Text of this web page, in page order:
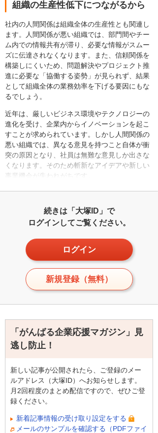
組織の生産性低下につながるから
社内の人間関係は組織全体の生産性とも関連し
ます。人間関係が悪い組織では、部門間やチー
ム内での情報共有が滞り、必要な情報がスムー
ズに伝達されなくなります。また、信頼関係を
構築しにくいため、問題解決やプロジェクト推
進に必要な「協働する姿勢」が見られず、結果
として組織全体の業務効率を下げる要因にもな
るでしょう。
近年は、厳しいビジネス環境やテクノロジーの
進化を受け、企業内からイノベーションを起こ
すことが求められています。しかし人間関係の
悪い組織では、異なる意見を持つこと自体が衝
突の原因となり、社員は無難な意見しか出さな
くなります。そのため斬新なアイデアや新しい
事業機会が失われがちです。
続きは「大塚ID」で
ログインしてご覧ください。
ログイン
新規登録（無料）
「がんばる企業応援マガジン」見
逃し防止！
新しい記事が公開されたら、ご登録のメー
ルアドレス（大塚ID）へお知らせします。
月2回程度のまとめ配信ですので、ぜひご登
録ください。
新着記事情報の受け取り設定をする
メールのサンプルを確認する（PDFファイ